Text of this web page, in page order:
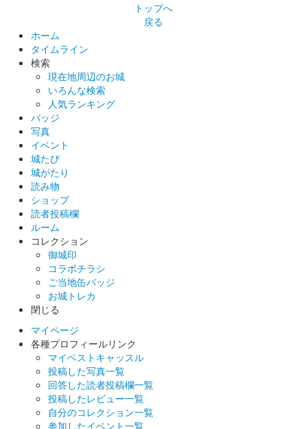
トップへ
戻る
ホーム
タイムライン
検索
現在地周辺のお城
いろんな検索
人気ランキング
バッジ
写真
イベント
城たび
城がたり
読み物
ショップ
読者投稿欄
ルーム
コレクション
御城印
コラボチラシ
ご当地缶バッジ
お城トレカ
閉じる
マイページ
各種プロフィールリンク
マイベストキャッスル
投稿した写真一覧
回答した読者投稿欄一覧
投稿したレビュー一覧
自分のコレクション一覧
参加したイベント一覧